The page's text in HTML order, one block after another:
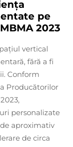
pe
2023
vertical
fără a fi
Conform
Producătorilor
personalizate
aproximativ
de circa